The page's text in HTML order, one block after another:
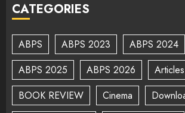
CATEGORIES
ABPS ABPS 2023
ABPS 2024
ABPS 2025
ABPS 2026 Articles
BOOK REVIEW
Cinema